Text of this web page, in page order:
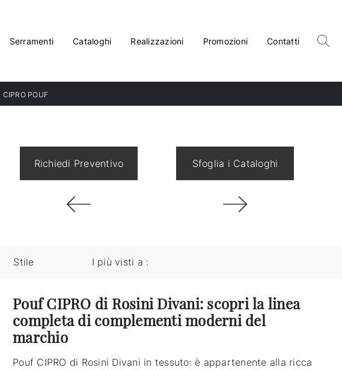
Serramenti Cataloghi Realizzazioni Promozioni Contatti
CIPRO POUF
Richiedi Preventivo Sfoglia i Cataloghi
Stile I più visti a :
Pouf CIPRO di Rosini Divani: scopri la linea
completa di complementi moderni del
marchio
Pouf CIPRO di Rosini Divani in tessuto: è appartenente alla ricca